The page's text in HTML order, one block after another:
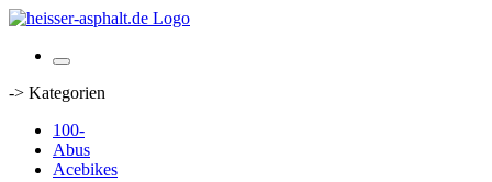
-> Kategorien
100-
Abus
Acebikes